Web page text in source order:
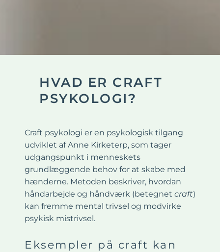
HVAD ER CRAFT
PSYKOLOGI?
Craft psykologi er en psykologisk tilgang
udviklet af Anne Kirketerp, som tager
udgangspunkt i menneskets
grundlæggende behov for at skabe med
hænderne. Metoden beskriver, hvordan
håndarbejde og håndværk (betegnet craft)
kan fremme mental trivsel og modvirke
psykisk mistrivsel.
Eksempler på craft kan